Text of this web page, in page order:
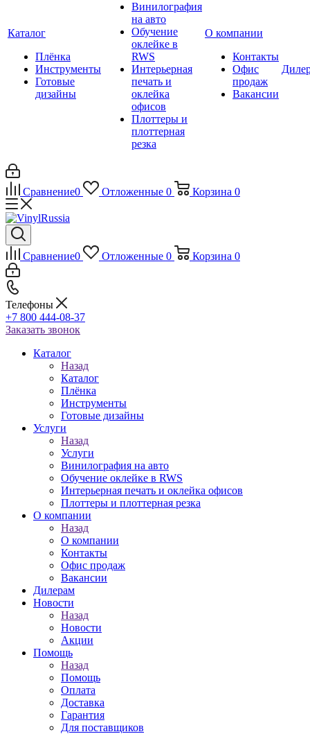
Каталог
Плёнка
Инструменты
Готовые
дизайны
Винилография
на авто
Обучение
оклейке в
RWS
Интерьерная
печать и
оклейка
офисов
Плоттеры и
плоттерная
резка
О компании
Контакты
Офис
продаж
Вакансии
Сравнение0 Отложенные 0 Корзина 0
Сравнение0 Отложенные 0 Корзина 0
Телефоны
+7 800 444-08-37
Заказать звонок
Каталог
Назад
Каталог
Плёнка
Инструменты
Готовые дизайны
Услуги
Назад
Услуги
Винилография на авто
Обучение оклейке в RWS
Интерьерная печать и оклейка офисов
Плоттеры и плоттерная резка
О компании
Назад
О компании
Контакты
Офис продаж
Вакансии
Дилерам
Новости
Назад
Новости
Акции
Помощь
Назад
Помощь
Оплата
Доставка
Гарантия
Для поставщиков